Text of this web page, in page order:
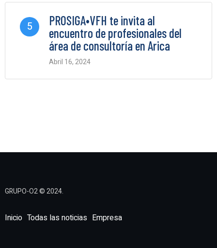
5
PROSIGA•VFH te invita al
encuentro de profesionales del
área de consultoría en Arica
Abril 16, 2024
GRUPO-O2 © 2024.
Inicio Todas las noticias Empresa